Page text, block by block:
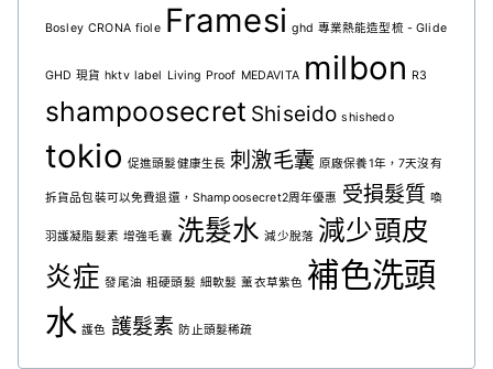
Bosley CRONA fiole Framesi ghd 專業熱能造型梳 - Glide
GHD 現貨 hktv label Living Proof MEDAVITA milbon R3
shampoosecret Shiseido shishedo
tokio 促進頭髮健康生長 刺激毛囊 原廠保養1年，7天沒有
拆貨品包裝可以免費退還，Shampoosecret2周年優惠 受損髮質 喚
羽護凝脂髮素 增強毛囊 洗髮水 減少脫落 減少頭皮
炎症 發尾油 粗硬頭髮 細軟髮 薰衣草紫色 補色洗頭
水 護色 護髮素 防止頭髮稀疏